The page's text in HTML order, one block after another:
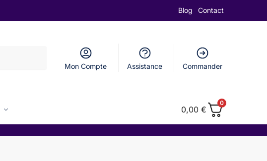
Blog Contact
Mon Compte Assistance Commander
0
0,00 €